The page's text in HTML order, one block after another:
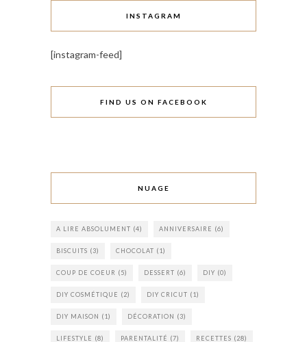
INSTAGRAM
[instagram-feed]
FIND US ON FACEBOOK
NUAGE
A LIRE ABSOLUMENT (4) ANNIVERSAIRE (6)
BISCUITS (3) CHOCOLAT (1)
COUP DE COEUR (5) DESSERT (6) DIY (0)
DIY COSMÉTIQUE (2) DIY CRICUT (1)
DIY MAISON (1) DÉCORATION (3)
LIFESTYLE (8) PARENTALITÉ (7) RECETTES (28)